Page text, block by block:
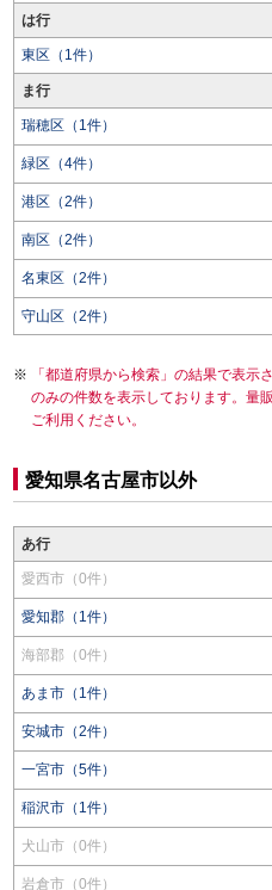
は行
東区（1件）
ま行
瑞穂区（1件）
緑区（4件）
港区（2件）
南区（2件）
名東区（2件）
守山区（2件）
「都道府県から検索」の結果で表
のみの件数を表示しております。量
ご利用ください。
愛知県名古屋市以外
あ行
愛西市（0件）
愛知郡（1件）
海部郡（0件）
あま市（1件）
安城市（2件）
一宮市（5件）
稲沢市（1件）
犬山市（0件）
岩倉市（0件）